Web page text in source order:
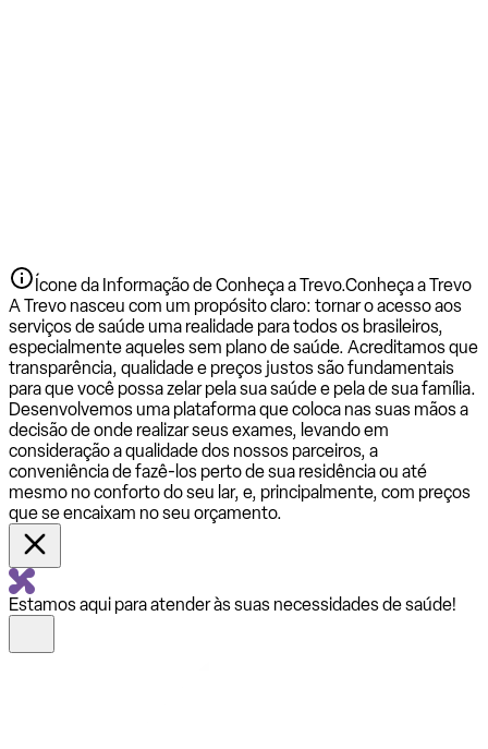
Ícone da Informação de Conheça a Trevo.Conheça a Trevo
A Trevo nasceu com um propósito claro: tornar o acesso aos
serviços de saúde uma realidade para todos os brasileiros,
especialmente aqueles sem plano de saúde. Acreditamos que
transparência, qualidade e preços justos são fundamentais
para que você possa zelar pela sua saúde e pela de sua família.
Desenvolvemos uma plataforma que coloca nas suas mãos a
decisão de onde realizar seus exames, levando em
consideração a qualidade dos nossos parceiros, a
conveniência de fazê-los perto de sua residência ou até
mesmo no conforto do seu lar, e, principalmente, com preços
que se encaixam no seu orçamento.
Estamos aqui para atender às suas necessidades de saúde!